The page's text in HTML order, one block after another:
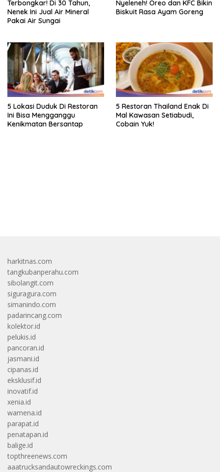
Terbongkar! Di 30 Tahun,
Nenek Ini Jual Air Mineral
Pakai Air Sungai
Nyeleneh! Oreo dan KFC Bikin
Biskuit Rasa Ayam Goreng
5 Lokasi Duduk Di Restoran
Ini Bisa Mengganggu
Kenikmatan Bersantap
5 Restoran Thailand Enak Di
Mal Kawasan Setiabudi,
Cobain Yuk!
harkitnas.com
tangkubanperahu.com
sibolangit.com
siguragura.com
simanindo.com
padarincang.com
kolektor.id
pelukis.id
pancoran.id
jasmani.id
cipanas.id
eksklusif.id
inovatif.id
xenia.id
wamena.id
parapat.id
penatapan.id
balige.id
topthreenews.com
aaatrucksandautowreckings.com